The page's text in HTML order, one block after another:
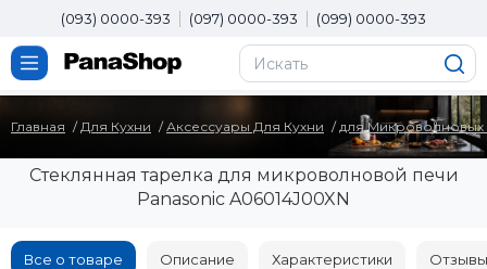
(093) 0000-393 (097) 0000-393 (099) 0000-393
Главная Для Кухни Аксессуары Для Кухни для Микроволновых
Стеклянная тарелка для микроволновой печи
Panasonic A06014J00XN
Все о товаре Описание Характеристики